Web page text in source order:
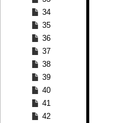
34
35
36
37
38
39
40
41
42